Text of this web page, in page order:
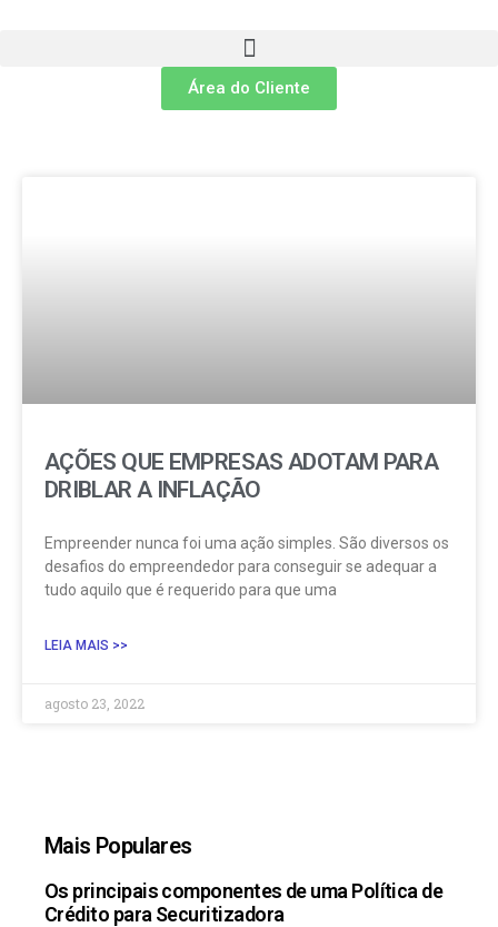
Área do Cliente
AÇÕES QUE EMPRESAS ADOTAM PARA
DRIBLAR A INFLAÇÃO
Empreender nunca foi uma ação simples. São diversos os
desafios do empreendedor para conseguir se adequar a
tudo aquilo que é requerido para que uma
LEIA MAIS >>
agosto 23, 2022
Mais Populares
Os principais componentes de uma Política de
Crédito para Securitizadora